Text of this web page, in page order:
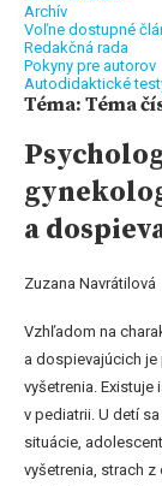
Archív
Voľne dostupné
Redakčná rada
Pokyny pre autorov
Autodidaktické
Téma: Téma
a
Zuzana Navrátilová
Vzhľadom na
a dospievajúcich
vyšetrenia.
v pediatrii. U detí
situácie,
vyšetrenia, strach